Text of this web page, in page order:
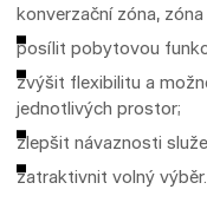
konverzační zóna,
posílit pobytovou
zvýšit flexibilitu a
jednotlivých prostor;
zlepšit návaznosti
zatraktivnit volný výběr.